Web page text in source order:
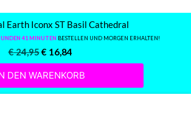
Earth Iconx ST Basil Cathedral
41 MINUTEN BESTELLEN UND MORGEN ERHALTEN!
€24,95€ 16,84
DEN WARENKORB